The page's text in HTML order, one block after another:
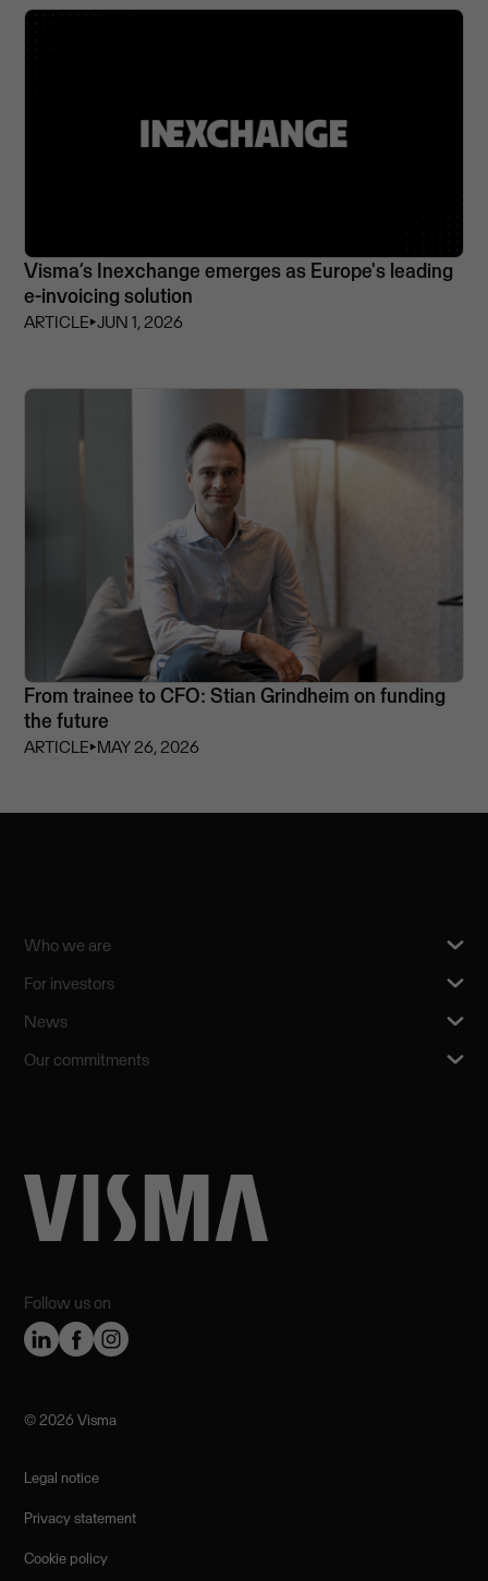
Visma’s Inexchange emerges as Europe's leading
e-invoicing solution
ARTICLE⏵JUN 1, 2026
From trainee to CFO: Stian Grindheim on funding
the future
ARTICLE⏵MAY 26, 2026
Follow us on
Who we are
For investors
News
Our commitments
©️ 2026 Visma
Legal notice
Privacy statement
Cookie policy